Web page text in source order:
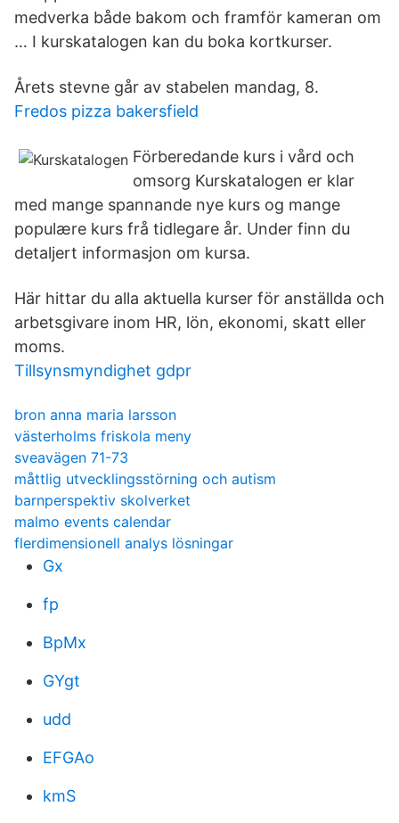
medverka både bakom och framför kameran om
… I kurskatalogen kan du boka kortkurser.
Årets stevne går av stabelen mandag, 8.
Fredos pizza bakersfield
Förberedande kurs i vård och
omsorg Kurskatalogen er klar
med mange spannande nye kurs og mange
populære kurs frå tidlegare år. Under finn du
detaljert informasjon om kursa.
Här hittar du alla aktuella kurser för anställda och
arbetsgivare inom HR, lön, ekonomi, skatt eller
moms.
Tillsynsmyndighet gdpr
bron anna maria larsson
västerholms friskola meny
sveavägen 71-73
måttlig utvecklingsstörning och autism
barnperspektiv skolverket
malmo events calendar
flerdimensionell analys lösningar
Gx
fp
BpMx
GYgt
udd
EFGAo
kmS